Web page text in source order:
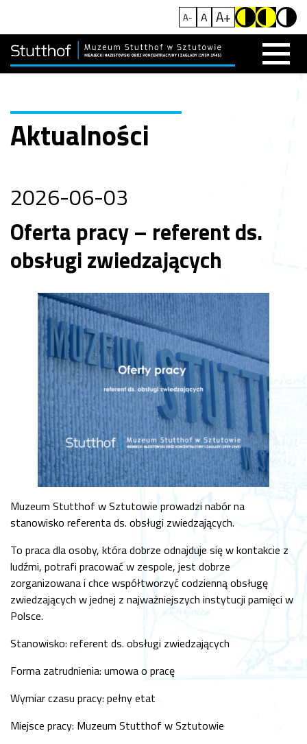
A- A A+
Aktualności
2026-06-03
Oferta pracy – referent ds.
obsługi zwiedzających
Muzeum Stutthof w Sztutowie prowadzi nabór na
stanowisko referenta ds. obsługi zwiedzających.
To praca dla osoby, która dobrze odnajduje się w kontakcie z
ludźmi, potrafi pracować w zespole, jest dobrze
zorganizowana i chce współtworzyć codzienną obsługę
zwiedzających w jednej z najważniejszych instytucji pamięci w
Polsce.
Stanowisko: referent ds. obsługi zwiedzających
Forma zatrudnienia: umowa o pracę
Wymiar czasu pracy: pełny etat
Miejsce pracy: Muzeum Stutthof w Sztutowie